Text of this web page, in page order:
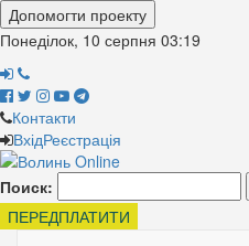
Допомогти проекту
Понеділок, 10 серпня 03:19
Контакти
ВхідРеєстрація
Поиск:
ПЕРЕДПЛАТИТИ